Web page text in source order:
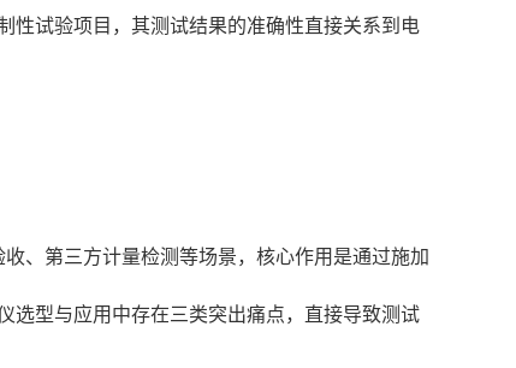
性试验项目，其测试结果的准确性直接关系到电
、第三方计量检测等场景，核心作用是通过施加
选型与应用中存在三类突出痛点，直接导致测试